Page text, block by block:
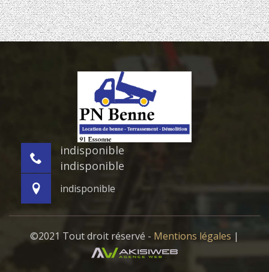
indisponible
indisponible
indisponible
©2021 Tout droit réservé - Mentions légales |